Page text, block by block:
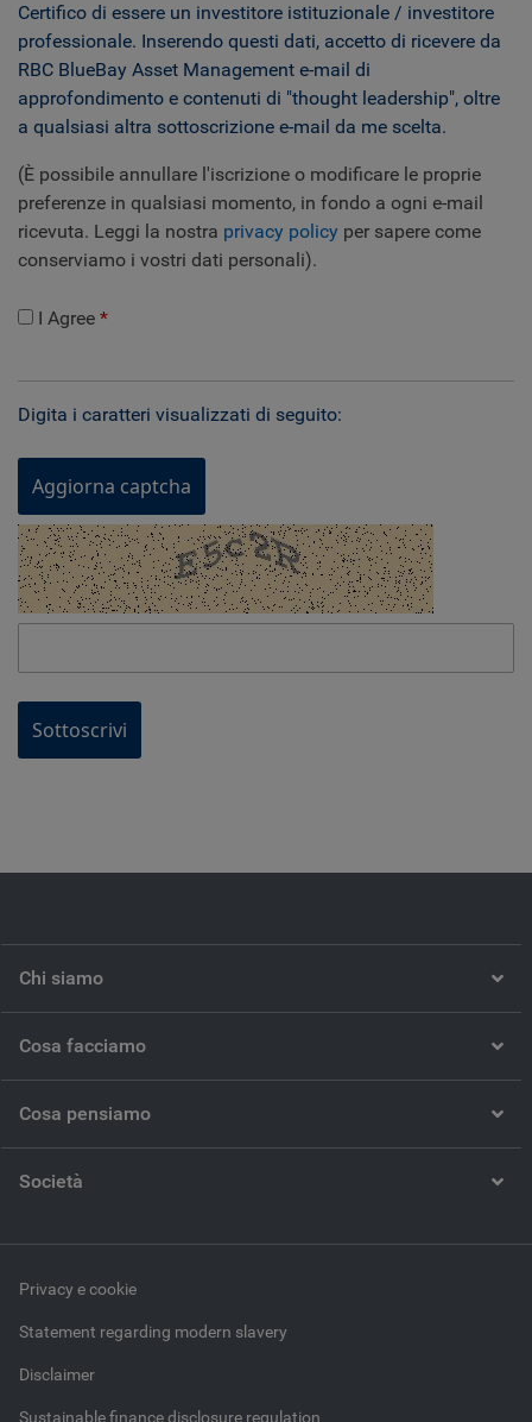
Certifico di essere un investitore istituzionale / investitore
professionale. Inserendo questi dati, accetto di ricevere da
RBC BlueBay Asset Management e-mail di
approfondimento e contenuti di "thought leadership", oltre
a qualsiasi altra sottoscrizione e-mail da me scelta.
(È possibile annullare l'iscrizione o modificare le proprie
preferenze in qualsiasi momento, in fondo a ogni e-mail
ricevuta. Leggi la nostra privacy policy per sapere come
conserviamo i vostri dati personali).
I Agree
Digita i caratteri visualizzati di seguito:
Aggiorna captcha
Sottoscrivi
Chi siamo
Cosa facciamo
Cosa pensiamo
Società
Privacy e cookie
Statement regarding modern slavery
Disclaimer
Sustainable finance disclosure regulation